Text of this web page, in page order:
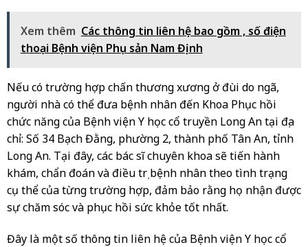
Xem thêm Các thông tin liên hệ bao gồm , số điện
thoại Bệnh viện Phụ sản Nam Định
Nếu có trường hợp chấn thương xương ở đùi do ngã,
người nhà có thể đưa bệnh nhân đến Khoa Phục hồi
chức năng của Bệnh viện Y học cổ truyền Long An tại địa
chỉ: Số 34 Bạch Đằng, phường 2, thành phố Tân An, tỉnh
Long An. Tại đây, các bác sĩ chuyên khoa sẽ tiến hành
khám, chẩn đoán và điều trị bệnh nhân theo tình trạng
cụ thể của từng trường hợp, đảm bảo rằng họ nhận được
sự chăm sóc và phục hồi sức khỏe tốt nhất.
Đây là một số thông tin liên hệ của Bệnh viện Y học cổ